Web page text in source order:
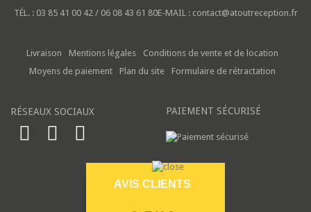
TÉL. : 03 85 41 00 42 / 06 08 43 61 80E-MAIL : contact@atoutreception.fr
Livraison Mentions légales
Conditions de vente et de location
Moyens de paiement
Plan du site Formulaire de rétractation
RÉSEAUX SOCIAUX PAIEMENT SÉCURISÉ
AVIS CLIENTS